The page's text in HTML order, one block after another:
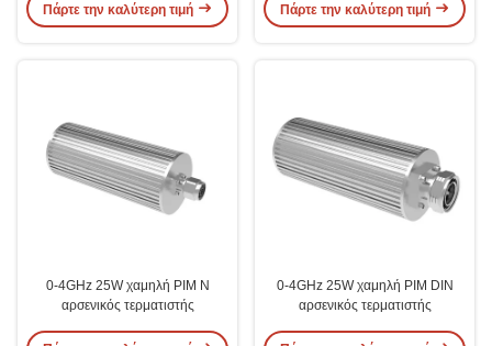
Πάρτε την καλύτερη τιμή Πάρτε την καλύτερη τιμή
0-4GHz 25W χαμηλή PIM N
αρσενικός τερματιστής
0-4GHz 25W χαμηλή PIM DIN
αρσενικός τερματιστής